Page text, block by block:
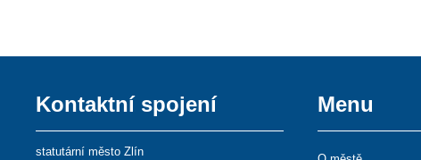
Kontaktní spojení
statutární město Zlín
Menu